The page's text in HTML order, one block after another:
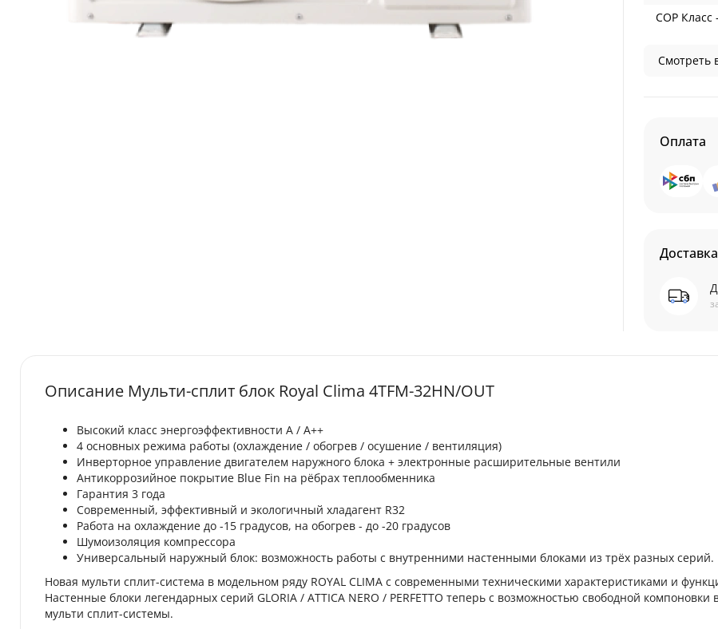
COP Класс -
Смотреть
Оплата
Доставка
Описание Мульти-сплит блок Royal Clima 4TFM-32HN/OUT
Высокий класс энергоэффективности A / A++
4 основных режима работы (охлаждение / обогрев / осушение / вентиляция)
Инверторное управление двигателем наружного блока + электронные расширительные вентили
Антикоррозийное покрытие Blue Fin на рёбрах теплообменника
Гарантия 3 года
Современный, эффективный и экологичный хладагент R32
Работа на охлаждение до -15 градусов, на обогрев - до -20 градусов
Шумоизоляция компрессора
Универсальный наружный блок: возможность работы с внутренними настенными блоками из трёх разных серий.
Новая мульти сплит-система в модельном ряду ROYAL CLIMA с современными техническими характеристиками и
Настенные блоки легендарных серий GLORIA / ATTICA NERO / PERFETTO теперь с возможностью свободной компоновки
мульти сплит-системы.